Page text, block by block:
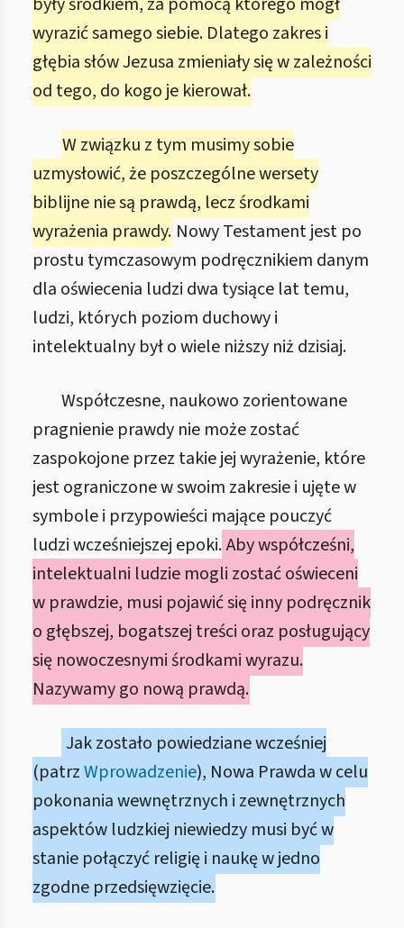
wyrazić samego siebie. Dlatego zakres i
głębia słów Jezusa zmieniały się w zależności
od tego, do kogo je kierował.
W związku z tym musimy sobie
uzmysłowić, że poszczególne wersety
biblijne nie są prawdą, lecz środkami
wyrażenia prawdy. Nowy Testament jest po
prostu tymczasowym podręcznikiem danym
dla oświecenia ludzi dwa tysiące lat temu,
ludzi, których poziom duchowy i
intelektualny był o wiele niższy niż dzisiaj.
Współczesne, naukowo zorientowane
pragnienie prawdy nie może zostać
zaspokojone przez takie jej wyrażenie, które
jest ograniczone w swoim zakresie i ujęte w
symbole i przypowieści mające pouczyć
ludzi wcześniejszej epoki.Aby współcześni,
intelektualni ludzie mogli zostać oświeceni
w prawdzie, musi pojawić się inny podręcznik
o głębszej, bogatszej treści oraz posługujący
się nowoczesnymi środkami wyrazu.
Nazywamy go nową prawdą.
Jak zostało powiedziane wcześniej
(patrzWprowadzenie), Nowa Prawda w celu
pokonania wewnętrznych i zewnętrznych
aspektów ludzkiej niewiedzy musi być w
stanie połączyć religię i naukę w jedno
zgodne przedsięwzięcie.